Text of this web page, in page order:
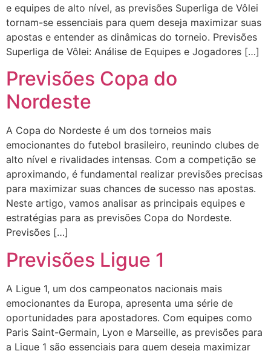
e equipes de alto nível, as previsões Superliga de Vôlei
tornam-se essenciais para quem deseja maximizar suas
apostas e entender as dinâmicas do torneio. Previsões
Superliga de Vôlei: Análise de Equipes e Jogadores […]
Previsões Copa do
Nordeste
A Copa do Nordeste é um dos torneios mais
emocionantes do futebol brasileiro, reunindo clubes de
alto nível e rivalidades intensas. Com a competição se
aproximando, é fundamental realizar previsões precisas
para maximizar suas chances de sucesso nas apostas.
Neste artigo, vamos analisar as principais equipes e
estratégias para as previsões Copa do Nordeste.
Previsões […]
Previsões Ligue 1
A Ligue 1, um dos campeonatos nacionais mais
emocionantes da Europa, apresenta uma série de
oportunidades para apostadores. Com equipes como
Paris Saint-Germain, Lyon e Marseille, as previsões para
a Ligue 1 são essenciais para quem deseja maximizar